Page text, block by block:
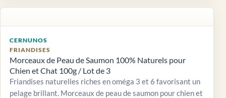
CERNUNOS
FRIANDISES
Morceaux de Peau de Saumon 100% Naturels pour
Chien et Chat 100g / Lot de 3
Friandises naturelles riches en oméga 3 et 6 favorisant un
pelage brillant. Morceaux de peau de saumon pour chien et